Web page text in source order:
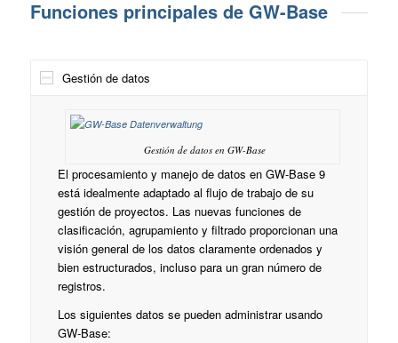
Funciones principales de GW-Base
Gestión de datos
Gestión de datos en GW-Base
El procesamiento y manejo de datos en GW-Base 9
está idealmente adaptado al flujo de trabajo de su
gestión de proyectos. Las nuevas funciones de
clasificación, agrupamiento y filtrado proporcionan una
visión general de los datos claramente ordenados y
bien estructurados, incluso para un gran número de
registros.
Los siguientes datos se pueden administrar usando
GW-Base: